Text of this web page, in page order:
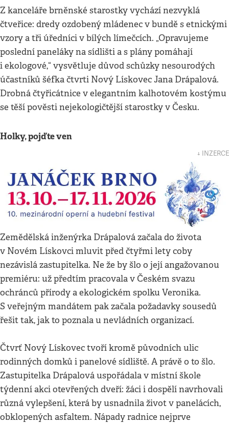
Z kanceláře brněnské starostky vychází nezvyklá
čtveřice: dredy ozdobený mládenec v bundě s etnickými
vzory a tři úředníci v bílých límečcích. „Opravujeme
poslední paneláky na sídlišti a s plány pomáhají
i ekologové,“ vysvětluje důvod schůzky nesourodých
účastníků šéfka čtvrti Nový Lískovec Jana Drápalová.
Drobná čtyřicátnice v elegantním kalhotovém kostýmu
se těší pověsti nejekologičtější starostky v Česku.
Holky, pojďte ven
↓ INZERCE
Zemědělská inženýrka Drápalová začala do života
v Novém Lískovci mluvit před čtyřmi lety coby
nezávislá zastupitelka. Ne že by šlo o její angažovanou
premiéru: už předtím pracovala v Českém svazu
ochránců přírody a ekologickém spolku Veronika.
S veřejným mandátem pak začala požadavky sousedů
řešit tak, jak to poznala u nevládních organizací.
Čtvrť Nový Lískovec tvoří kromě původních ulic
rodinných domků i panelové sídliště. A právě o to šlo.
Zastupitelka Drápalová uspořádala v místní škole
týdenní akci otevřených dveří: žáci i dospělí navrhovali
různá vylepšení, která by usnadnila život v panelácích,
obklopených asfaltem. Nápady radnice nejprve